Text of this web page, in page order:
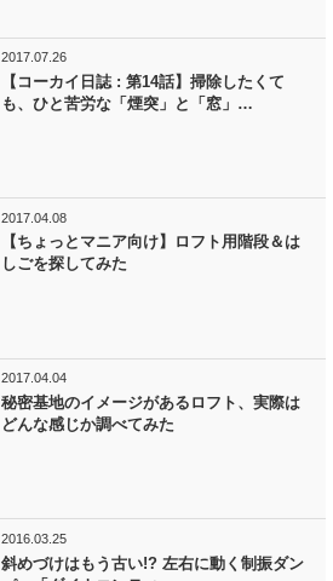
2017.07.26
【コーカイ日誌 : 第14話】掃除したくて
も、ひと苦労な「煙突」と「窓」…
2017.04.08
【ちょっとマニア向け】ロフト用階段＆は
しごを探してみた
2017.04.04
秘密基地のイメージがあるロフト、実際は
どんな感じか調べてみた
2016.03.25
斜めづけはもう古い!? 左右に動く制振ダン